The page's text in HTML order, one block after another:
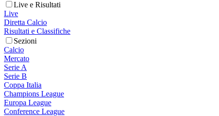
Live e Risultati
Live
Diretta Calcio
Risultati e Classifiche
Sezioni
Calcio
Mercato
Serie A
Serie B
Coppa Italia
Champions League
Europa League
Conference League